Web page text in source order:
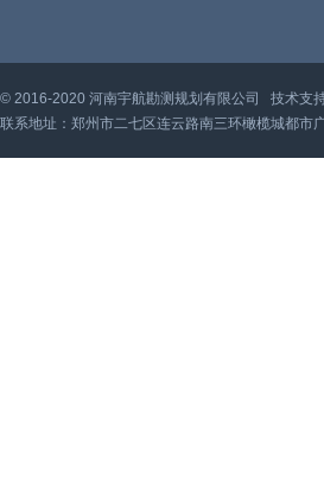
© 2016-2020 河南宇航勘测规划有限公司 技术支
联系地址：郑州市二七区连云路南三环橄榄城都市